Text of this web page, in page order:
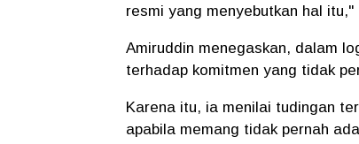
resmi yang menyebutkan hal itu,"
Amiruddin menegaskan, dalam
terhadap komitmen yang tidak
Karena itu, ia menilai tudingan
apabila memang tidak pernah